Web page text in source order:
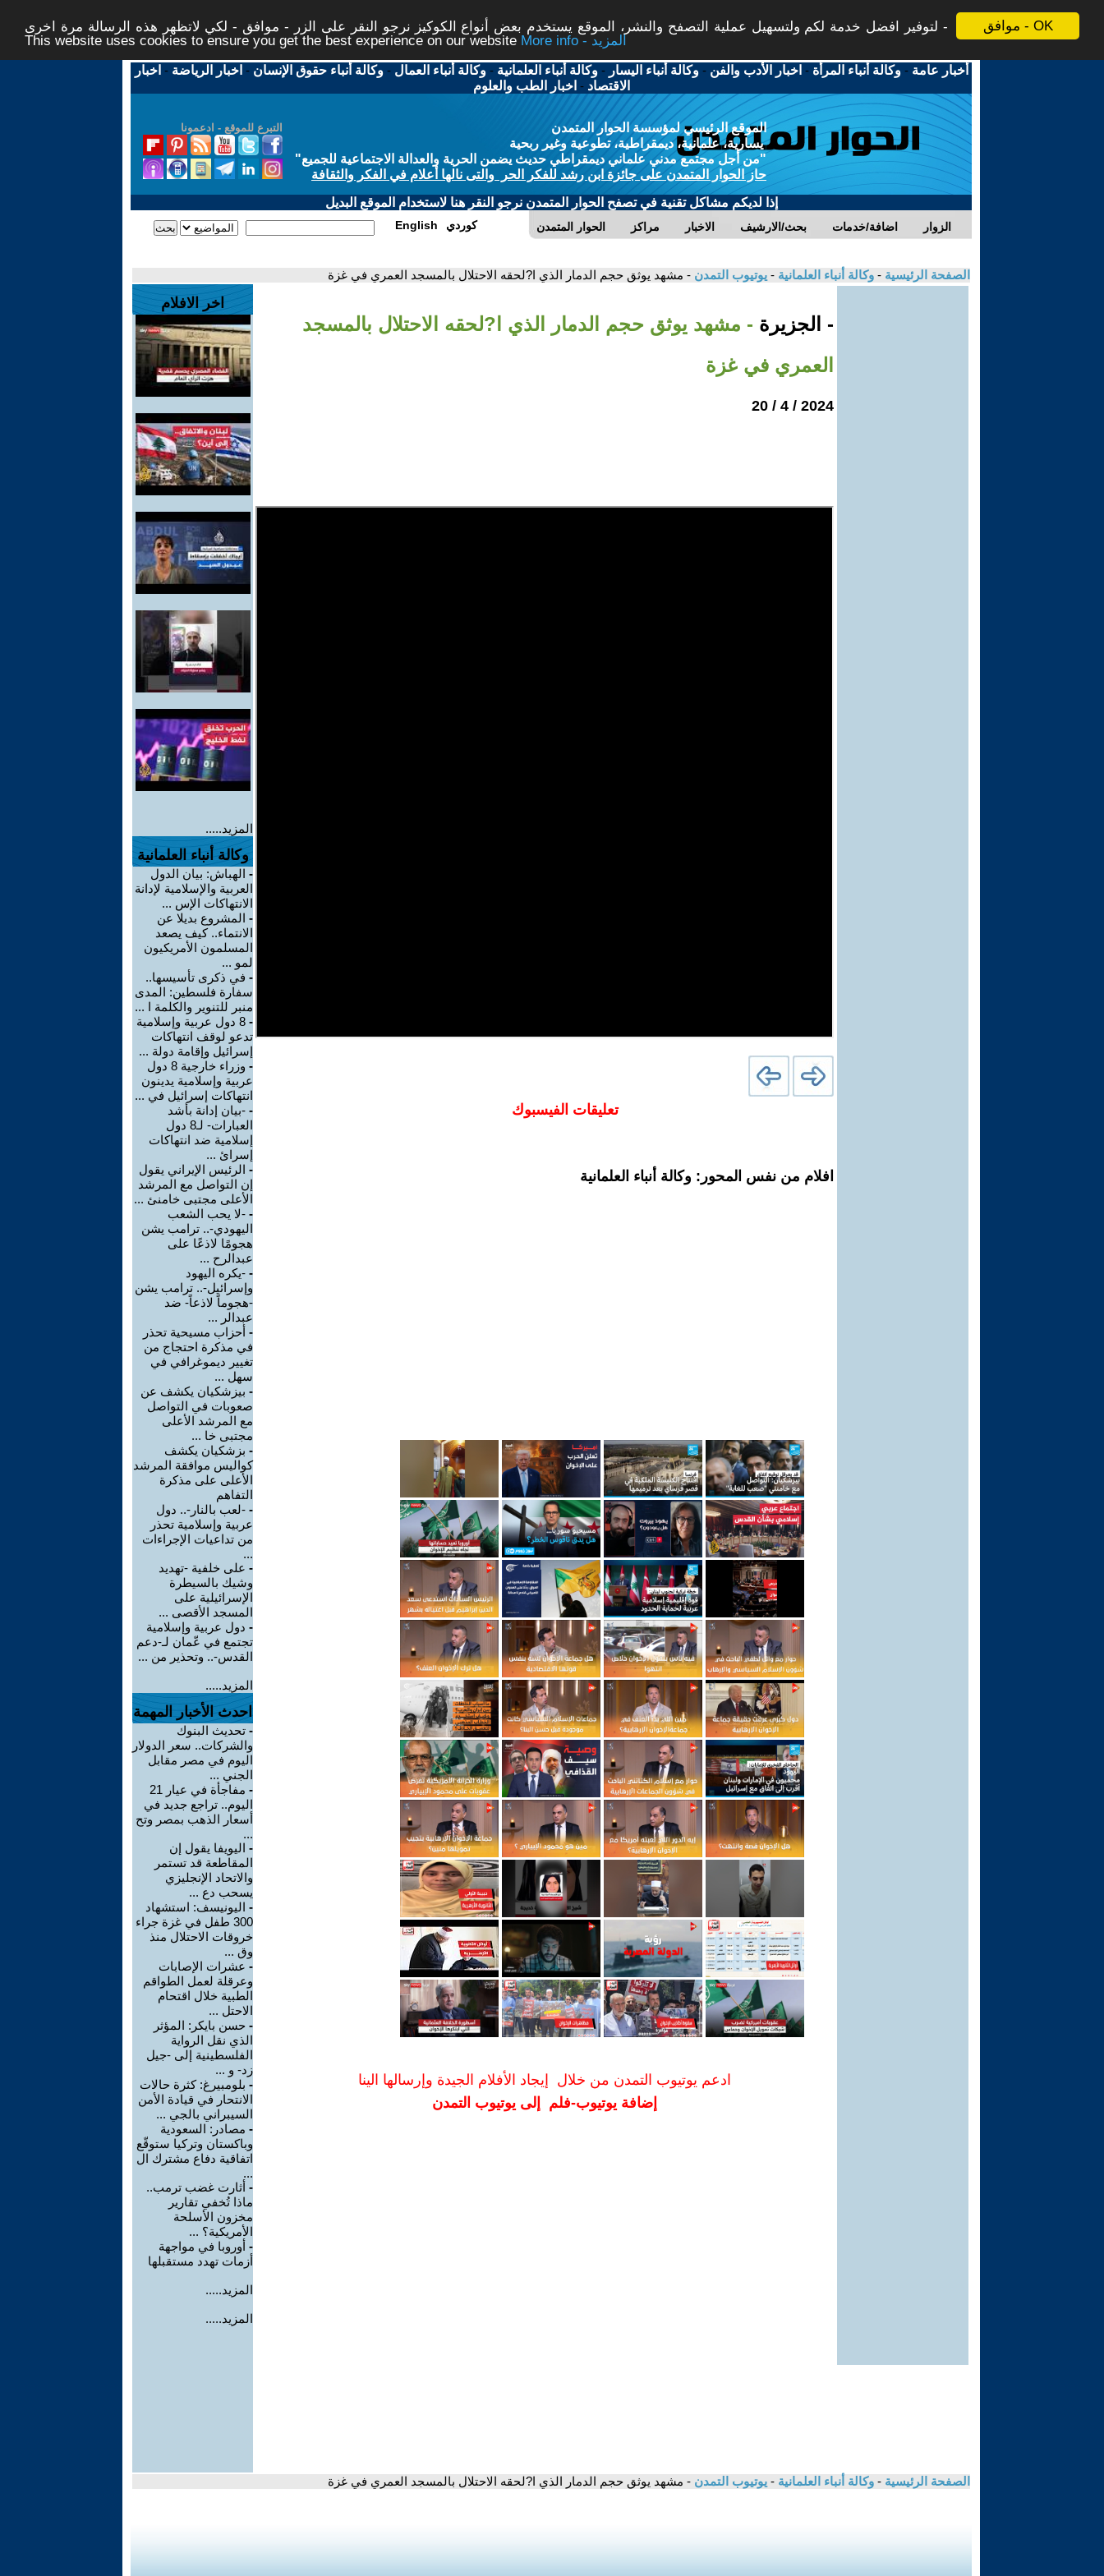
موافق - OK
لتوفير افضل خدمة لكم ولتسهيل عملية التصفح والنشر، الموقع يستخدم بعض أنواع الكوكيز نرجو النقر على الزر - موافق - لكي لاتظهر هذه الرسالة مرة اخرى -
This website uses cookies to ensure you get the best experience on our website
More info - المزيد
أخبار عامة -وكالة أنباء المرأة - اخبار الأدب والفن -وكالة أنباء اليسار -وكالة أنباء العلمانية -وكالة أنباء العمال -وكالة أنباء حقوق الإنسان - اخبار الرياضة - اخبار
الاقتصاد - اخبار الطب والعلوم
التبرع للموقع - ادعمونا
الموقع الرئيسي لمؤسسة الحوار المتمدن
يسارية، علمانية، ديمقراطية، تطوعية وغير ربحية
"من أجل مجتمع مدني علماني ديمقراطي حديث يضمن الحرية والعدالة الاجتماعية للجميع"
حاز الحوار المتمدن على جائزة ابن رشد للفكر الحر والتى نالها أعلام في الفكر والثقافة
إذا لديكم مشاكل تقنية في تصفح الحوار المتمدن نرجو النقر هنا لاستخدام الموقع البديل
الحوار المتمدن مراكز الاخبار بحث/الارشيف اضافة/خدمات الزوار English كوردي
الصفحة الرئيسية - وكالة أنباء العلمانية - يوتيوب التمدن - مشهد يوثق حجم الدمار الذي ا?لحقه الاحتلال بالمسجد العمري في غزة
- الجزيرة - مشهد يوثق حجم الدمار الذي ا?لحقه الاحتلال بالمسجد
العمري في غزة
2024 / 4 / 20
تعليقات الفيسبوك
افلام من نفس المحور: وكالة أنباء العلمانية
ادعم يوتيوب التمدن من خلال إيجاد الأفلام الجيدة وإرسالها الينا
إضافة يوتيوب-فلم إلى يوتيوب التمدن
اخر الافلام
المزيد.....
وكالة أنباء العلمانية
- الهباش: بيان الدول
العربية والإسلامية لإدانة
الانتهاكات الإس ...
- المشروع بديلا عن
الانتماء.. كيف يصعد
المسلمون الأمريكيون
لمو ...
- في ذكرى تأسيسها..
سفارة فلسطين: المدى
منبر للتنوير والكلمة ا ...
-
8 دول عربية وإسلامية
تدعو لوقف انتهاكات
إسرائيل وإقامة دولة ...
-
وزراء خارجية 8 دول
عربية وإسلامية يدينون
انتهاكات إسرائيل في ...
- -بيان إدانة بأشد
العبارات- لـ8 دول
إسلامية ضد انتهاكات
إسرائ ...
- الرئيس الإيراني يقول
إن التواصل مع المرشد
الأعلى مجتبى خامنئ ...
- -لا يحب الشعب
اليهودي-.. ترامب يشن
هجومًا لاذعًا على
عبدالرح ...
- -يكره اليهود
وإسرائيل-.. ترامب يشن
-هجوماً لاذعاً- ضد
عبدالر ...
- أحزاب مسيحية تحذر
في مذكرة احتجاج من
تغيير ديموغرافي في
سهل ...
- بيزشكيان يكشف عن
صعوبات في التواصل
مع المرشد الأعلى
مجتبى خا ...
- بزشكيان يكشف
كواليس موافقة المرشد
الأعلى على مذكرة
التفاهم
- -لعب بالنار-.. دول
عربية وإسلامية تحذر
من تداعيات الإجراءات
...
- على خلفية -تهديد
وشيك بالسيطرة
الإسرائيلية على
المسجد الأقصى ...
- دول عربية وإسلامية
تجتمع في عّمان لـ-دعم
القدس-.. وتحذير من ...
المزيد.....
احدث الأخبار المهمة
- تحديث البنوك
والشركات.. سعر الدولار
اليوم في مصر مقابل
الجني ...
-
مفاجأة في عيار 21
اليوم.. تراجع جديد في
أسعار الذهب بمصر وتح
...
- اليويفا يقول إن
المقاطعة قد تستمر
والاتحاد الإنجليزي
يسحب دع ...
- اليونيسف: استشهاد
300 طفل في غزة جراء
خروقات الاحتلال منذ
وق ...
- عشرات الإصابات
وعرقلة لعمل الطواقم
الطبية خلال اقتحام
الاحتل ...
- حسن بايكر: المؤثر
الذي نقل الرواية
الفلسطينية إلى -جيل
زد- و ...
- بلومبيرغ: كثرة حالات
الانتحار في قيادة الأمن
السيبراني بالجي ...
- مصادر: السعودية
وباكستان وتركيا ستوقّع
اتفاقية دفاع مشترك ال
...
- أثارت غضب ترمب..
ماذا تُخفي تقارير
مخزون الأسلحة
الأمريكية؟ ...
- أوروبا في مواجهة
أزمات تهدد مستقبلها
المزيد.....
المزيد.....
الصفحة الرئيسية - وكالة أنباء العلمانية - يوتيوب التمدن - مشهد يوثق حجم الدمار الذي ا?لحقه الاحتلال بالمسجد العمري في غزة